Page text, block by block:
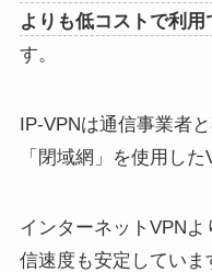
よりも低コストで利用
す。
IP-VPNは通信事業者
「閉域網」を使用した
インターネットVPN
信速度も安定してい